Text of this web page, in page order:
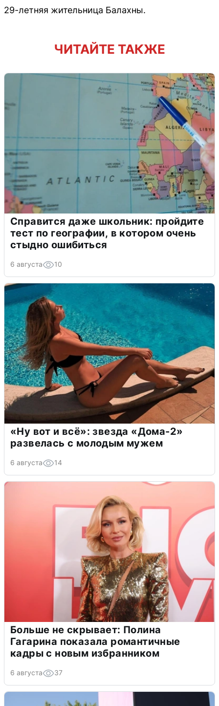
29-летняя жительница Балахны.
ЧИТАЙТЕ ТАКЖЕ
Справится даже школьник: пройдите
тест по географии, в котором очень
стыдно ошибиться
6 августа 10
«Ну вот и всё»: звезда «Дома-2»
развелась с молодым мужем
6 августа 14
Больше не скрывает: Полина
Гагарина показала романтичные
кадры с новым избранником
6 августа 37